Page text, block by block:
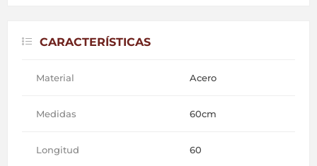
CARACTERÍSTICAS
Material Acero
Medidas 60cm
Longitud 60